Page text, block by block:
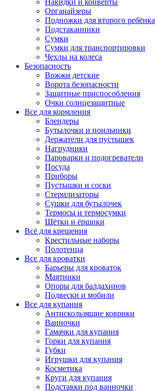
Накидки и конверты
Органайзеры
Подножки для второго ребёнка
Подстаканники
Сумки
Сумки для транспортировки
Чехлы на колеса
Безопасность
Вожжи детские
Ворота безопасности
Защитные приспособления
Очки солнцезащитные
Все для кормления
Блендеры
Бутылочки и поильники
Держатели для пустышек
Нагрудники
Пароварки и подогреватели
Посуда
Приборы
Пустышки и соски
Стерилизаторы
Сушки для бутылочек
Термосы и термосумки
Щётки и ёршики
Всё для крещения
Крестильные наборы
Полотенца
Все для кроватки
Барьеры для кроваток
Маятники
Опоры для балдахинов
Подвески и мобили
Все для купания
Антискользящие коврики
Ванночки
Гамачки для купания
Горки для купания
Губки
Игрушки для купания
Косметика
Круги для купания
Подставки под ванночки